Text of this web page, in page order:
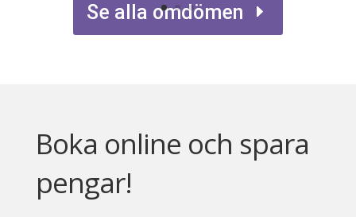
Boka online och spara
pengar!